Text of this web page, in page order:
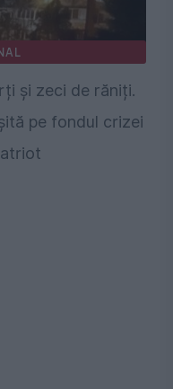
și zeci de răniți.
pe fondul crizei